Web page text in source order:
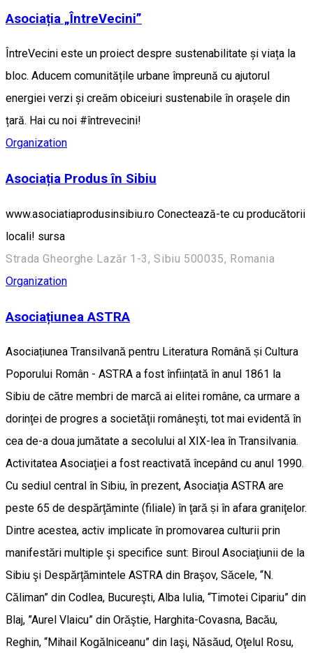
Asociația „ÎntreVecini”
ÎntreVecini este un proiect despre sustenabilitate și viața la
bloc. Aducem comunitățile urbane împreună cu ajutorul
energiei verzi și creăm obiceiuri sustenabile în orașele din
țară. Hai cu noi #întrevecini!
Organization
Asociația Produs în Sibiu
www.asociatiaprodusinsibiu.ro Conectează-te cu producătorii
locali! sursa
Strada Gheorghe Lazăr 1-3, Sibiu 500035, Romania
Organization
Asociațiunea ASTRA
Asociațiunea Transilvană pentru Literatura Română și Cultura
Poporului Român - ASTRA a fost înființată în anul 1861 la
Sibiu de către membri de marcă ai elitei române, ca urmare a
dorinţei de progres a societăţii româneşti, tot mai evidentă în
cea de-a doua jumătate a secolului al XIX-lea în Transilvania.
Activitatea Asociaţiei a fost reactivată începând cu anul 1990.
Cu sediul central în Sibiu, în prezent, Asociaţia ASTRA are
peste 65 de despărţăminte (filiale) în ţară și în afara graniţelor.
Dintre acestea, activ implicate în promovarea culturii prin
manifestări multiple şi specifice sunt: Biroul Asociaţiunii de la
Sibiu şi Despărţămintele ASTRA din Braşov, Săcele, “N.
Căliman” din Codlea, Bucureşti, Alba Iulia, “Timotei Cipariu” din
Blaj, ”Aurel Vlaicu” din Orăştie, Harghita-Covasna, Bacău,
Reghin, “Mihail Kogălniceanu” din Iaşi, Năsăud, Oţelul Rosu,